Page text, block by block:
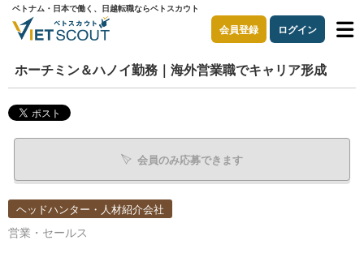
ベトナム・日本で働く、日越転職ならベトスカウト
会員登録 ログイン
ホーチミン＆ハノイ勤務｜海外営業職でキャリア形成
会員のみ応募できます
ヘッドハンター・人材紹介会社
営業・セールス